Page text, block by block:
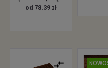
od 78.39 zł